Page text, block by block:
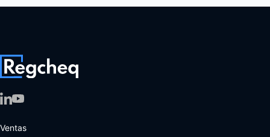
Ventas